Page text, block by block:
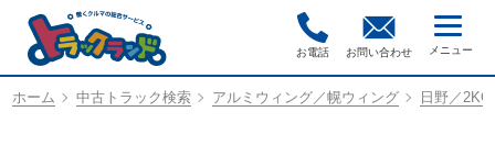
お電話 お問い合わせ
ホーム 中古トラック検索 アルミウィング／幌ウィング 日野／